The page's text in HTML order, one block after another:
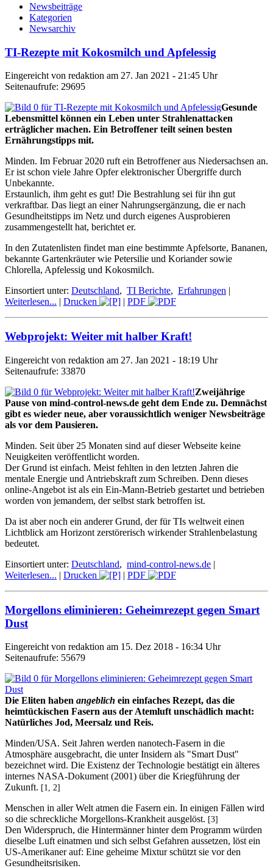
Newsbeiträge
Kategorien
Newsarchiv
TI-Rezepte mit Kokosmilch und Apfelessig
Eingereicht von redaktion am 27. Jan 2021 - 21:45 Uhr
Seitenaufrufe: 29695
Gesunde
Lebensmittel können ein Leben unter Strahlenattacken
erträglicher machen. Ein Betroffener teilt seinen besten
Ernährungstipps mit.
Minden. Im Februar 2020 ruft ein Betroffener aus Niedersachsen an.
Er ist schon viele Jahre Opfer elektronischer Übergriffe durch
Unbekannte.
Erstaunlich, ihm geht es gut! Die Bestrahlung sei für ihn gut
verkraftbar. Das liegt an einer Nahrungsergänzung, die er nach
Gesundheitstipps im Netz und durch eigenes Ausprobieren
zusammengestellt hat, berichtet er.
In den Zutatenlisten findet man eine bestimmte Apfelsorte, Bananen,
bekannte Gartenkräuter wie Petersilie und Koriander sowie
Chlorella, Apfelessig und Kokosmilch.
Einsortiert unter: Deutschland, TI Berichte, Erfahrungen |
Weiterlesen... | Drucken | PDF
Webprojekt: Weiter mit halber Kraft!
Eingereicht von redaktion am 27. Jan 2021 - 18:19 Uhr
Seitenaufrufe: 33870
Zweijährige
Pause von mind-control-news.de geht dem Ende zu. Demnächst
gibt es wieder neue, aber voraussichtlich weniger Newsbeiträge
als vor dem Pausieren.
Minden. Seit über 25 Monaten sind auf dieser Webseite keine
Neuigkeiten veröffentlicht worden.
Der Grund ist einfach. Meist fehlten in den letzten Jahren die
mentale Energie und Antriebskraft zum Schreiben. Denn dieses
online-Angebot ist als ein Ein-Mann-Betrieb gestartet und betrieben
worden von jemandem, der selbst stark betroffen ist.
Da ist aber noch ein anderer Grund, der für TIs weltweit einen
Lichtblick am Horizont zerstörerisch wirkender Strahlenbelastung
bedeutet.
Einsortiert unter: Deutschland, mind-control-news.de |
Weiterlesen... | Drucken | PDF
Morgellons eliminieren: Geheimrezept gegen Smart
Dust
Eingereicht von redaktion am 15. Dez 2018 - 16:34 Uhr
Seitenaufrufe: 55679
Die Eliten haben angeblich ein einfaches Rezept, das die
heimtückischen Fasern aus der Atemluft unschädlich macht:
Natürliches Jod, Meersalz und Reis.
Minden/USA. Seit Jahren werden nanotech-Fasern in die
Atmosphäre ausgebracht, die unter Insidern als "Smart Dust"
bezeichnet wird. Die Existenz der Technologie bestätigt ein älteres
internes NASA-Dokument (2001) über die Kriegführung der
Zukunft. [1, 2]
Menschen in aller Welt atmen die Fasern ein. In einigen Fällen wird
so die schreckliche Morgellons-Krankheit ausgelöst. [3]
Den Widerspruch, die Hintermänner hinter dem Programm würden
dieselbe Luft einatmen und sich selbst Gefahren aussetzen, löst ein
US-Amerikaner auf: Eine geheime Mixtur schützt sie vor den
Gesundheitsrisiken.